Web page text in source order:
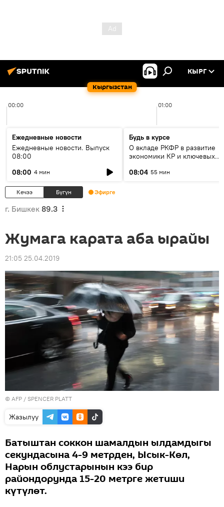
Кыргызстан
КЫРГ
00:00 01:00
Ежедневные новости
Ежедневные новости. Выпуск
08:00
08:00 4 мин
Будь в курсе
О вкладе РКФР в развитие
экономики КР и ключевых
08:04 55 мин
Кечээ Бүгүн Эфирге
г. Бишкек 89.3
Жумага карата аба ырайы
21:05 25.04.2019
© AFP / SPENCER PLATT
Жазылуу
Батыштан соккон шамалдын ылдамдыгы
секундасына 4-9 метрден, Ысык-Көл,
Нарын облустарынын кээ бир
райондорунда 15-20 метрге жетиши
күтүлөт.